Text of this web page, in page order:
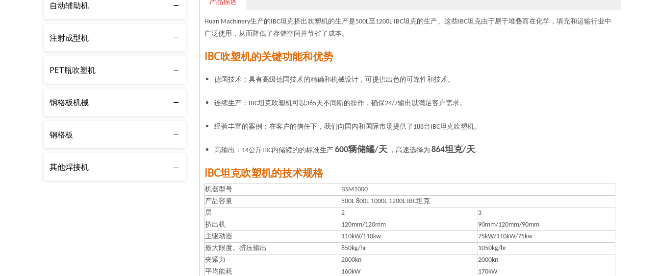
自动辅助机
注射成型机
PET瓶吹塑机
钢格板机械
钢格板
其他焊接机
Huan Machinery生产的IBC坦克挤出吹塑机的生产是500L至1200L IBC坦克的生产。这些IBC坦克由于易于堆叠而在化学，填充和运输行业中
广泛使用，从而降低了存储空间并节省了成本。
IBC吹塑机的关键功能和优势
德国技术：具有高级德国技术的精确和机械设计，可提供出色的可靠性和技术。
连续生产：IBC坦克吹塑机可以365天不间断的操作，确保24/7输出以满足客户需求。
经验丰富的案例：在客户的信任下，我们向国内和国际市场提供了188台IBC坦克吹塑机。
高输出：14公斤IBC内储罐的的标准生产600辆储罐/天 ，高速选择为864坦克/天.
IBC坦克吹塑机的技术规格
机器型号
BSM1000
产品容量
500L 800L 1000L 1200L IBC坦克
层
2
3
挤出机
120mm/120mm
90mm/120mm/90mm
主驱动器
110kW/110kw
75kW/110kW/75kw
最大限度。挤压输出
850kg/hr
1050kg/hr
夹紧力
2000kn
2000kn
平均能耗
160kW 170kW